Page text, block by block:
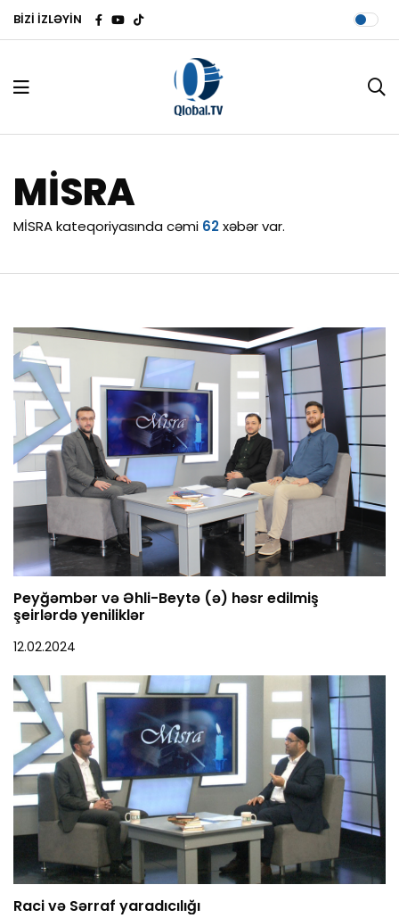
BİZİ İZLƏYİN
MİSRA
MİSRA kateqoriyasında cəmi 62xəbər var.
Peyğəmbər və Əhli-Beytə (ə) həsr edilmiş
şeirlərdə yeniliklər
12.02.2024
Raci və Sərraf yaradıcılığı